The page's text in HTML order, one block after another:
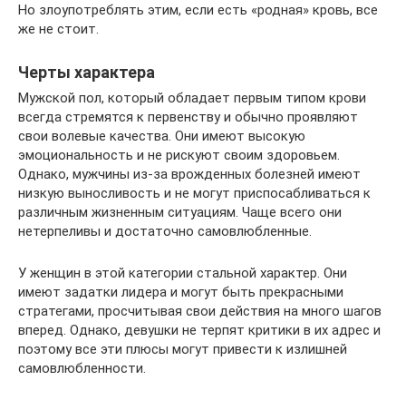
Но злоупотреблять этим, если есть «родная» кровь, все
же не стоит.
Черты характера
Мужской пол, который обладает первым типом крови
всегда стремятся к первенству и обычно проявляют
свои волевые качества. Они имеют высокую
эмоциональность и не рискуют своим здоровьем.
Однако, мужчины из-за врожденных болезней имеют
низкую выносливость и не могут приспосабливаться к
различным жизненным ситуациям. Чаще всего они
нетерпеливы и достаточно самовлюбленные.
У женщин в этой категории стальной характер. Они
имеют задатки лидера и могут быть прекрасными
стратегами, просчитывая свои действия на много шагов
вперед. Однако, девушки не терпят критики в их адрес и
поэтому все эти плюсы могут привести к излишней
самовлюбленности.